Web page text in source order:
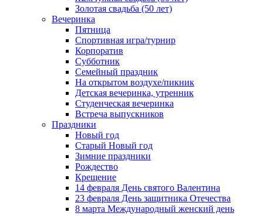
Золотая свадьба (50 лет)
Вечеринка
Пятница
Спортивная игра/турнир
Корпоратив
Субботник
Семейный праздник
На открытом воздухе/пикник
Детская вечеринка, утренник
Студенческая вечеринка
Встреча выпускников
Праздники
Новый год
Старый Новый год
Зимние праздники
Рождество
Крещение
14 февраля День святого Валентина
23 февраля День защитника Отечества
8 марта Международный женский день